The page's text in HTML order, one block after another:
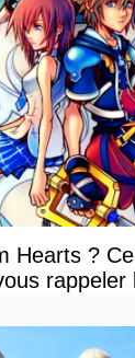
Hearts ?
rappeler